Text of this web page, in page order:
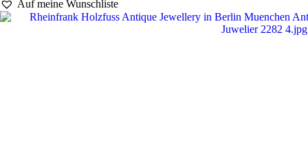
Auf meine Wunschliste